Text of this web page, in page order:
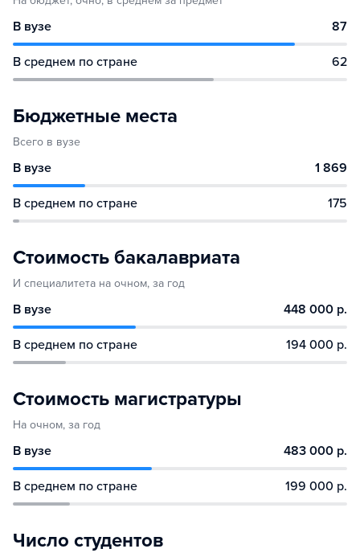
В вузе 87
В среднем по стране 62
Бюджетные места
Всего в вузе
В вузе 1 869
В среднем по стране 175
Стоимость бакалавриата
И специалитета на очном, за год
В вузе 448 000 р.
В среднем по стране 194 000 р.
Стоимость магистратуры
На очном, за год
В вузе 483 000 р.
В среднем по стране 199 000 р.
Число студентов